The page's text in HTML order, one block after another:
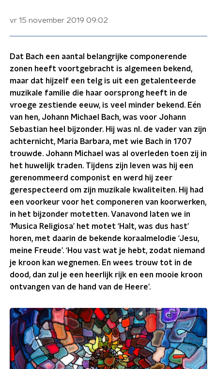
vr 15 november 2019 09:02
Dat Bach een aantal belangrijke componerende
zonen heeft voortgebracht is algemeen bekend,
maar dat hijzelf een telg is uit een getalenteerde
muzikale familie die haar oorsprong heeft in de
vroege zestiende eeuw, is veel minder bekend. Eén
van hen, Johann Michael Bach, was voor Johann
Sebastian heel bijzonder. Hij was nl. de vader van zijn
achternicht, Maria Barbara, met wie Bach in 1707
trouwde. Johann Michael was al overleden toen zij in
het huwelijk traden. Tijdens zijn leven was hij een
gerenommeerd componist en werd hij zeer
gerespecteerd om zijn muzikale kwaliteiten. Hij had
een voorkeur voor het componeren van koorwerken,
in het bijzonder motetten. Vanavond laten we in
‘Musica Religiosa’ het motet ‘Halt, was dus hast’
horen, met daarin de bekende koraalmelodie ‘Jesu,
meine Freude’. ‘Hou vast wat je hebt, zodat niemand
je kroon kan wegnemen. En wees trouw tot in de
dood, dan zul je een heerlijk rijk en een mooie kroon
ontvangen van de hand van de Heere’.